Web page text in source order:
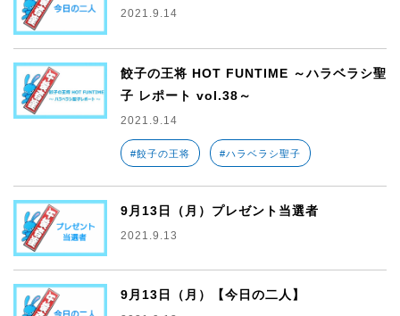
2021.9.14
餃子の王将 HOT FUNTIME ～ハラベラシ聖
子 レポート vol.38～
2021.9.14
#餃子の王将 #ハラベラシ聖子
9月13日（月）プレゼント当選者
2021.9.13
9月13日（月）【今日の二人】